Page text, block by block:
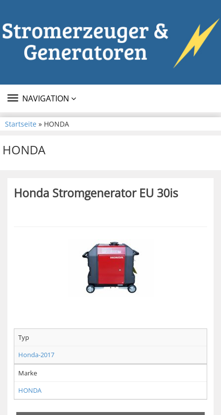
TOGGLE
NAVIGATION
Startseite » HONDA
HONDA
Honda Stromgenerator EU 30is
Typ
Honda-2017
Marke
HONDA